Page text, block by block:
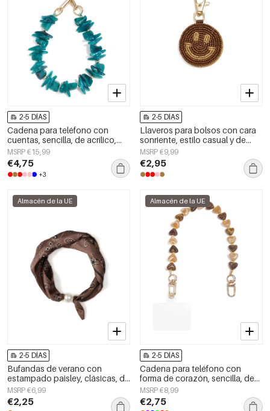
2-5 DÍAS
Cadena para teléfono con
cuentas, sencilla, de acrílico,
accesorio diario.
MSRP €15,99
€4,75
+3
2-5 DÍAS
Llaveros para bolsos con cara
sonriente, estilo casual y de
cristal, accesorios diarios.
MSRP €9,99
€2,95
Almacén de la UE
2-5 DÍAS
Bufandas de verano con
estampado paisley, clásicas, de
poliéster, accesorios para el día
a día.
MSRP €6,99
€2,25
Almacén de la UE
2-5 DÍAS
Cadena para teléfono con
forma de corazón, sencilla, de
acrílico, accesorio diario.
MSRP €8,99
€2,75